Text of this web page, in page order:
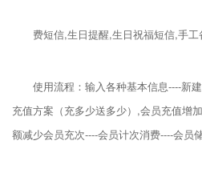
费短信,生日提醒,生日祝福短信,手
使用流程：输入各种基本信息----新
充值方案（充多少送多少）,会员充值增
额减少会员充次----会员计次消费----会员